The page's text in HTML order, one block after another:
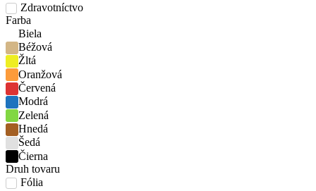
Zdravotníctvo
Farba
Biela
Béžová
Žltá
Oranžová
Červená
Modrá
Zelená
Hnedá
Šedá
Čierna
Druh tovaru
Fólia